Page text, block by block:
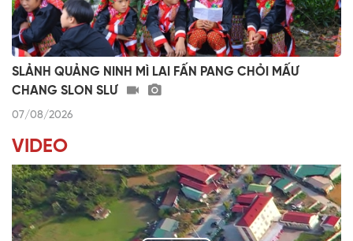
SLẢNH QUẢNG NINH MÌ LAI FẤN PANG CHỎI MẤƯ
CHANG SLON SLƯ
07/08/2026
VIDEO